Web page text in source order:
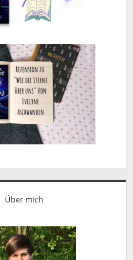
Über mich